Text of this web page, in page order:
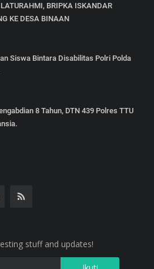
BRIPKA ISKANDAR
KE DESA BINAAN
Siswa Bintara Disabilitas Polri Polda
8 Tahun, DTN 439 Polres TTU
stuff and updates!